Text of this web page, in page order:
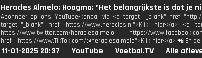
Heracles Almelo: Hoogma: "Het belangrijkste is dat je
Abonneer op ons YouTube-kanaal via <a target="_blank"
target="_blank" href="https://www.heracles.nl">Klik hier</a> <a
https://www.twitter.com/heraclesalmelo https://
href="https://www.TikTok.com/@heraclesalmelo">Klik hier</a> 📲 En de
11-01-2025 20:37 YouTube Voetbal.TV Alle